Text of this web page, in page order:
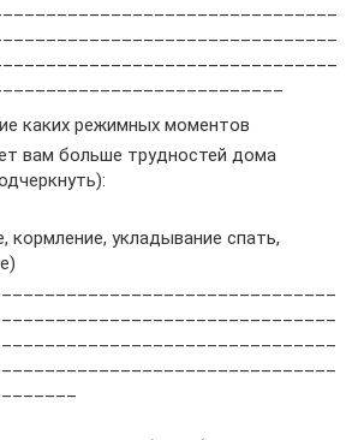
каких режимных моментов
вам больше трудностей дома
кормление, укладывание спать,